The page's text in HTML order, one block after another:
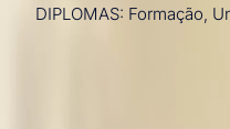
DIPLOMAS: Formação,